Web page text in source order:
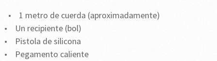
• 1 metro de cuerda (aproximadamente)
• Un recipiente (bol)
• Pistola de silicona
• Pegamento caliente